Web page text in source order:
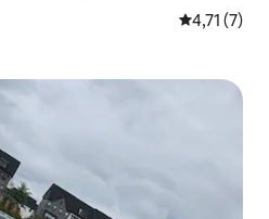
Átlagos
4,71 (7)